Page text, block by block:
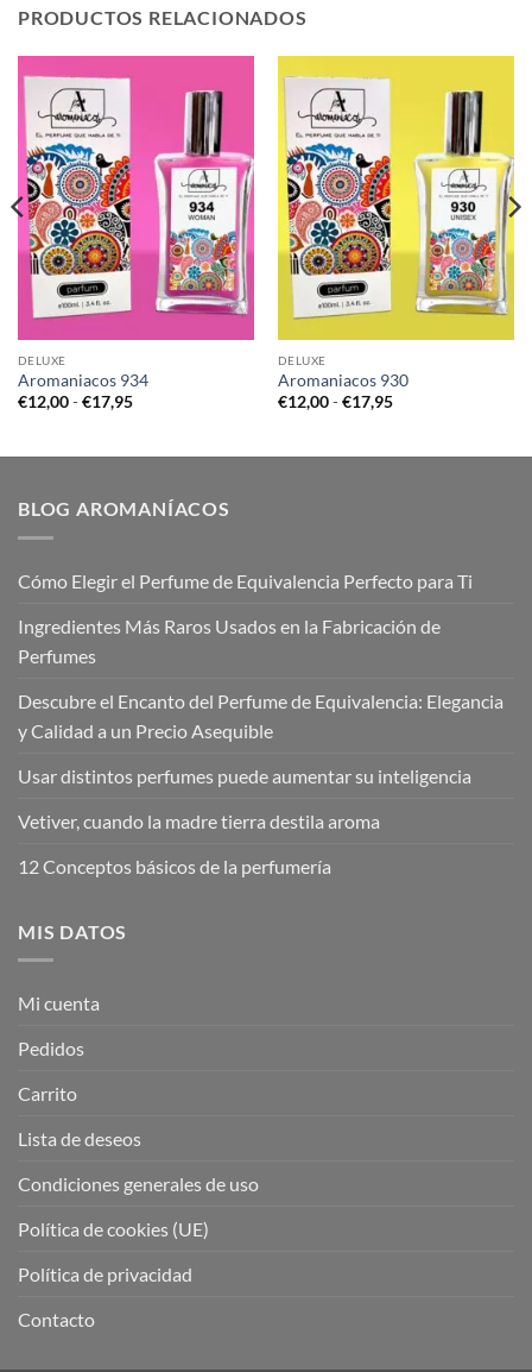
PRODUCTOS RELACIONADOS
DELUXE
Aromaniacos 934
€12,00 - €17,95Rango
€12,00
DELUXE
Aromaniacos 930
€12,00 - €17,95Rango
€12,00
BLOG AROMANÍACOS
Cómo Elegir el Perfume de Equivalencia Perfecto para Ti
Ingredientes Más Raros Usados en la Fabricación de
Perfumes
Descubre el Encanto del Perfume de Equivalencia: Elegancia
y Calidad a un Precio Asequible
Usar distintos perfumes puede aumentar su inteligencia
Vetiver, cuando la madre tierra destila aroma
12 Conceptos básicos de la perfumería
MIS DATOS
Mi cuenta
Pedidos
Carrito
Lista de deseos
Condiciones generales de uso
Política de cookies (UE)
Política de privacidad
Contacto